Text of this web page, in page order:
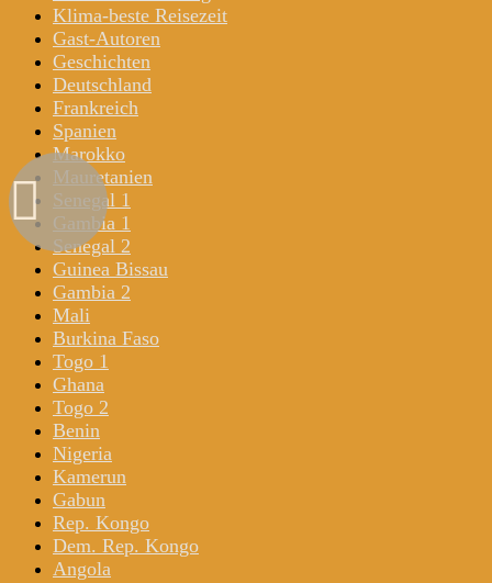
Klima-beste Reisezeit
Gast-Autoren
Geschichten
Deutschland
Frankreich
Spanien
Marokko
Mauretanien
Senegal 1
Gambia 1
Senegal 2
Guinea Bissau
Gambia 2
Mali
Burkina Faso
Togo 1
Ghana
Togo 2
Benin
Nigeria
Kamerun
Gabun
Rep. Kongo
Dem. Rep. Kongo
Angola